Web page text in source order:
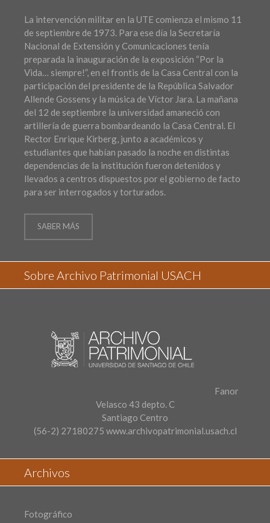
La intervención militar en la UTE comienza el mismo 11
de septiembre de 1973. Para ese día la Secretaría
Nacional de Extensión y Comunicaciones tenía
preparada la inauguración de la exposición “Por la
Vida… siempre!”, en el frontis de la Casa Central con la
participación del presidente de la República Salvador
Allende Gossens y la música de Víctor Jara. La mañana
del 12 de septiembre la universidad amaneció con
artillería de guerra bombardeando la Casa Central. El
Rector Enrique Kirberg, junto a académicos y
estudiantes que habían pasado la noche en distintas
dependencias de la institución fueron detenidos y
llevados a centros dispuestos por el gobierno de facto
para ser interrogados y torturados.
SABER MÁS
Sobre Archivo Patrimonial USACH
Fanor
Velasco 43 depto. C
Santiago Centro
(56-2) 27180275 www.archivopatrimonial.usach.cl
Archivos
Fotográfico